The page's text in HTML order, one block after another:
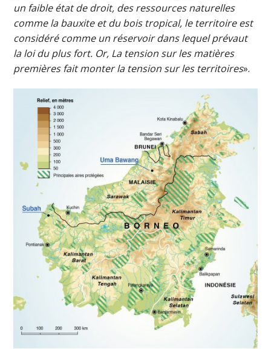
un faible état de droit, des ressources naturelles
comme la bauxite et du bois tropical, le territoire est
considéré comme un réservoir dans lequel prévaut
la loi du plus fort. Or, La tension sur les matières
premières fait monter la tension sur les territoires».